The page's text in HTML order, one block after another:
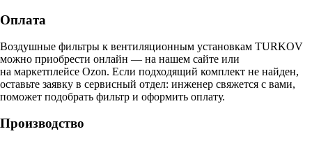
Оплата
Воздушные фильтры к вентиляционным установкам TURKOV
можно приобрести онлайн — на нашем сайте или
на маркетплейсе Ozon. Если подходящий комплект не найден,
оставьте заявку в сервисный отдел: инженер свяжется с вами,
поможет подобрать фильтр и оформить оплату.
Производство